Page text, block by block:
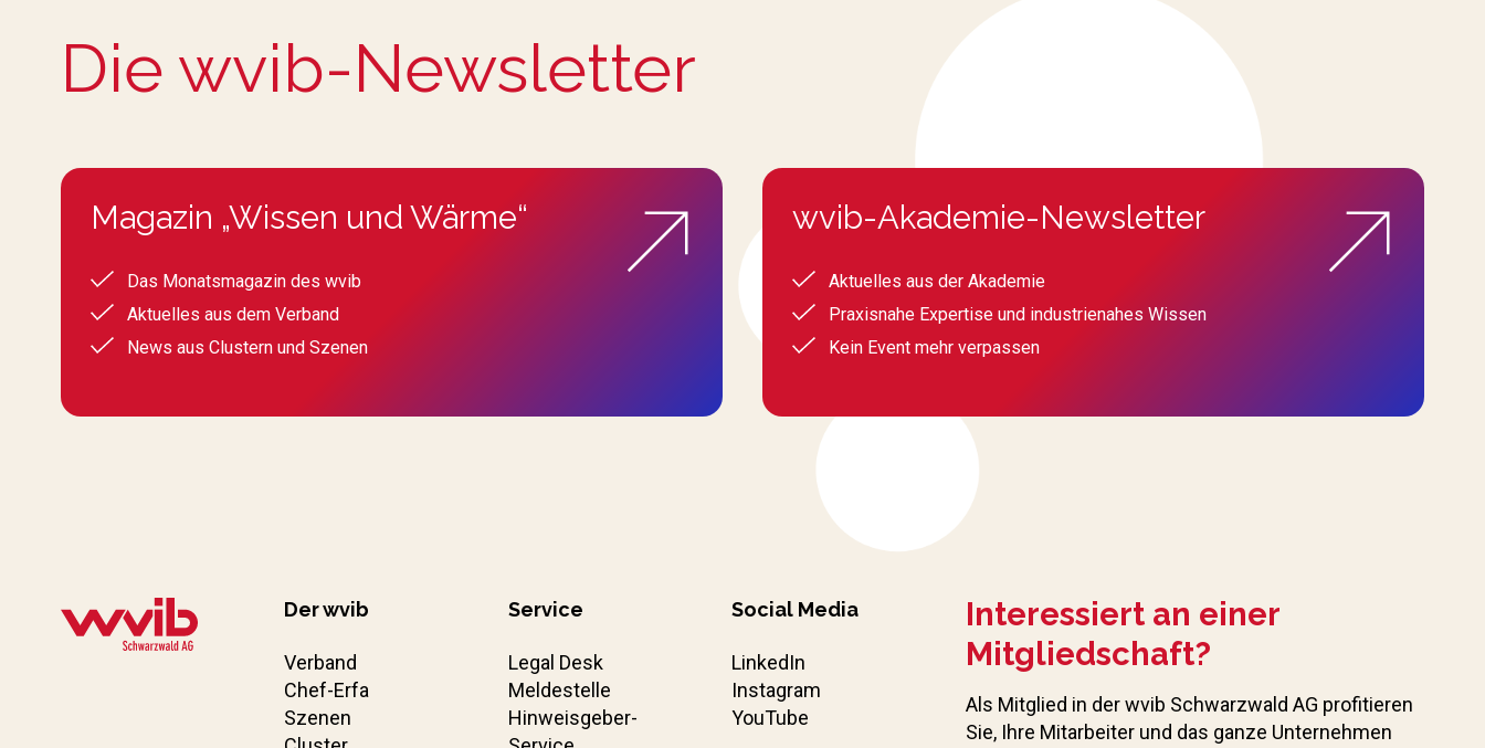
Die wvib-Newsletter
Magazin „Wissen und Wärme“
Das Monatsmagazin des wvib
Aktuelles aus dem Verband
News aus Clustern und Szenen
wvib-Akademie-Newsletter
Aktuelles aus der Akademie
Praxisnahe Expertise und industrienahes Wissen
Kein Event mehr verpassen
Der wvib
Verband
Chef-Erfa
Szenen
Service
Legal Desk
Meldestelle
Hinweisgeber-
Social Media
LinkedIn
Instagram
YouTube
Interessiert an einer
Mitgliedschaft?
Als Mitglied in der wvib Schwarzwald AG profitieren
Sie, Ihre Mitarbeiter und das ganze Unternehmen